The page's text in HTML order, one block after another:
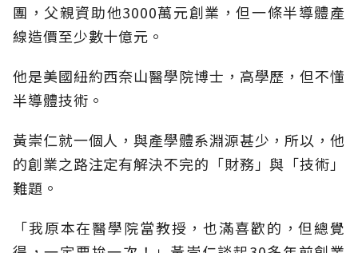
團，父親資助他3000萬元創業，但一條半導體產
線造價至少數十億元。
他是美國紐約西奈山醫學院博士，高學歷，但不懂
半導體技術。
黃崇仁就一個人，與產學體系淵源甚少，所以，他
的創業之路注定有解決不完的「財務」與「技術」
難題。
「我原本在醫學院當教授，也滿喜歡的，但總覺